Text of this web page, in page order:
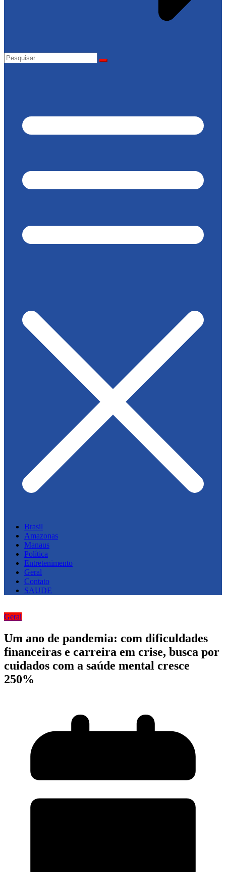
Brasil
Amazonas
Manaus
Política
Entretenimento
Geral
Contato
SAUDE
Geral
Um ano de pandemia: com dificuldades
financeiras e carreira em crise, busca por
cuidados com a saúde mental cresce
250%